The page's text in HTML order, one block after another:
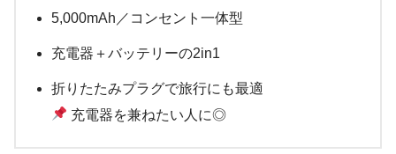
5,000mAh／コンセント一体型
充電器＋バッテリーの2in1
折りたたみプラグで旅行にも最適
充電器を兼ねたい人に◎